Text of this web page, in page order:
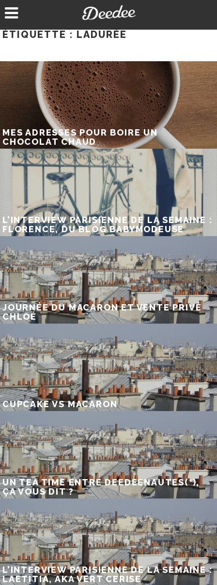
au
ÉTIQUETTE : LADURÉE
MES ADRESSES POUR BOIRE UN
CHOCOLAT CHAUD
L’INTERVIEW PARISIENNE DE LA SEMAINE :
FLORENCE, DU BLOG BABYMODEUSE
JOURNÉE DU MACARON ET VENTE PRIVÉ
CHLOÉ
CUPCAKE VS MACARON
UN TEA TIME ENTRE DEEDEENAUTES(*),
ÇA VOUS DIT ?
L’INTERVIEW PARISIENNE DE LA SEMAINE :
LAETITIA, AKA VERT CERISE